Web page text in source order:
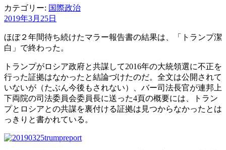
カテゴリー: 国際政治
2019年3月25日
ほぼ２年間待ち続けたマラー報告書の結果は、「トランプ潔
白」で終わった。
トランプがロシア政府と共謀して2016年の大統領選に不正を
行った証拠はなかったと結論づけたのだ。全文は公開されて
いないが（たぶん今後もされない）、バー司法長官が連邦上
下両院の司法委員会委員長に送った4頁の概要には、トラン
プとロシアとの共謀を裏付ける証拠は見つからなかったとは
っきりと書かれている。